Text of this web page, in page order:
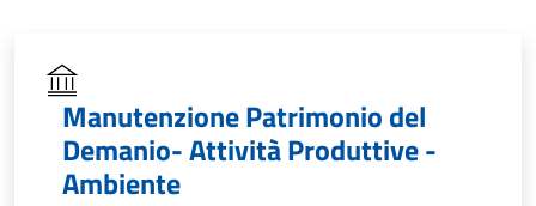
Manutenzione Patrimonio del
Demanio- Attività Produttive -
Ambiente